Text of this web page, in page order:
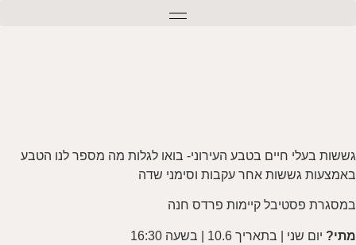
גששות בעלי חיים בטבע העירוני- בואו לגלות מה מספר לנו הטבע
באמצעות גששות אחר עקבות וסימני שדה
במסגרת פסטיבל קיימות פרדס חנה
מתי? יום שני | בתאריך 10.6 | בשעה 16:30